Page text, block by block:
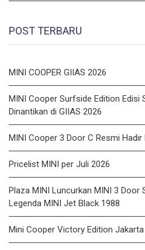
POST TERBARU
MINI COOPER GIIAS 2026
MINI Cooper Surfside Edition Edisi
Dinantikan di GIIAS 2026
MINI Cooper 3 Door C Resmi Hadir
Pricelist MINI per Juli 2026
Plaza MINI Luncurkan MINI 3 Door
Legenda MINI Jet Black 1988
Mini Cooper Victory Edition Jakarta